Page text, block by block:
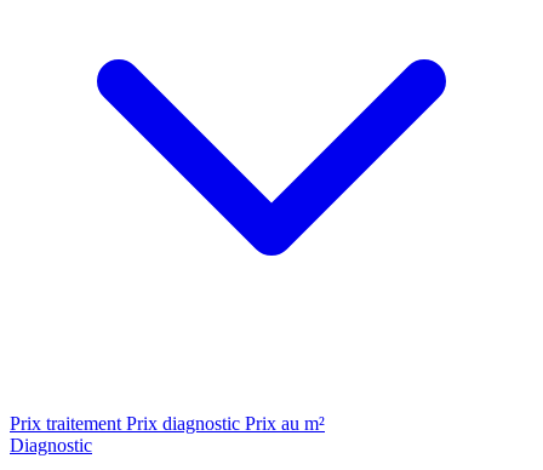
Prix traitement Prix diagnostic Prix au m²
Diagnostic